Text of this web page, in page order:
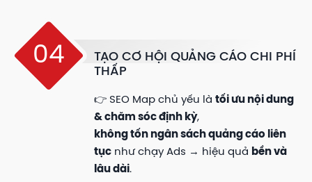
04
TẠO CƠ HỘI QUẢNG CÁO CHI PHÍ
THẤP
👉 SEO Map chủ yếu là tối ưu nội dung
& chăm sóc định kỳ,
không tốn ngân sách quảng cáo liên
tục như chạy Ads → hiệu quả bền và
lâu dài.